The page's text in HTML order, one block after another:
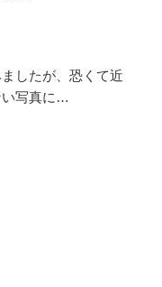
したが、恐くて近
い写真に…